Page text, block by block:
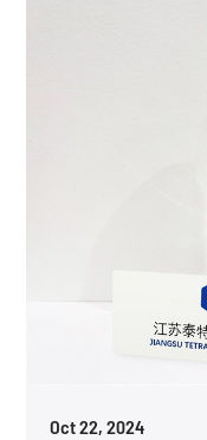
Oct 22, 2024